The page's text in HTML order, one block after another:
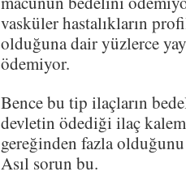
vasküler hastalıkların
olduğuna dair yüzlerce
ödemiyor.
Bence bu tip ilaçların
devletin ödediği ilaç
gereğinden fazla
Asıl sorun bu.